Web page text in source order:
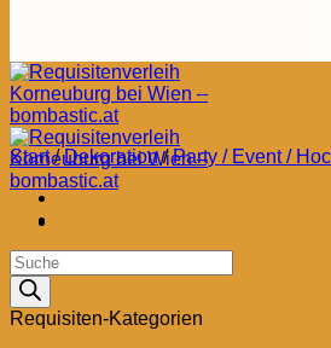
Start / Dekoration / Party / Event /
Products
search
Requisiten-Kategorien